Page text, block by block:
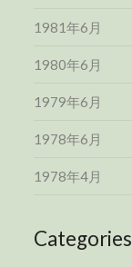
1981年6月
1980年6月
1979年6月
1978年6月
1978年4月
Categories